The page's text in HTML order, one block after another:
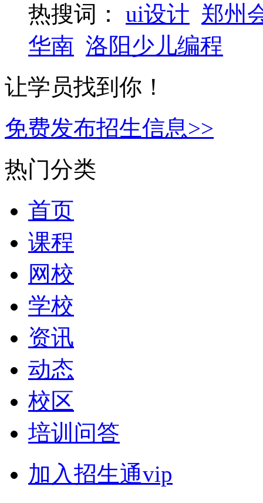
热搜词： ui设计 郑州
华南 洛阳少儿编程
让学员找到你！
免费发布招生信息>>
热门分类
首页
课程
网校
学校
资讯
动态
校区
培训问答
加入招生通vip